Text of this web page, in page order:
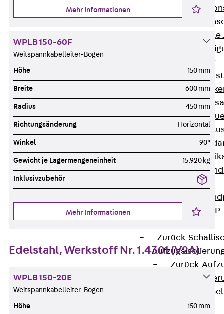
Winkelkonsole
Brüstungsanker
Zurück
Zurück
Attika-
Zurück
Windposts
Windpost JWP
Zurück
Zurück
Mehr Informationen
WPLB 150-60F
Weitspannkabelleiter-Bogen
Höhe 150 mm
Breite 600 mm
Radius 450 mm
Richtungsänderung Horizontal
Winkel 90°
Gewicht je Lagermengeneinheit 15,920 kg
Inklusivzubehör
Mehr Informationen
Edelstahl, Werkstoff Nr. 1.4301 (V2A)
WPLB 150-20E
Weitspannkabelleiter-Bogen
Höhe 150 mm